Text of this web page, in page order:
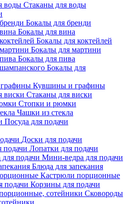
Стаканы для воды
Бокалы для бренди
Бокалы для вина
Бокалы для коктейлей
Бокалы для мартини
Бокалы для пива
Бокалы для
Кувшины и графины
Стаканы для виски
Стопки и рюмки
Чашки из стекла
Посуда для подачи
Доски для подачи
Лопатки для подачи
Мини-ведра для подачи
Блюда для запекания
Кастрюли порционные
Корзины для подачи
Сковороды